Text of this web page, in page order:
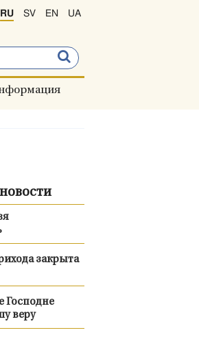
RU SV EN UA
закрыта
Господне
веру